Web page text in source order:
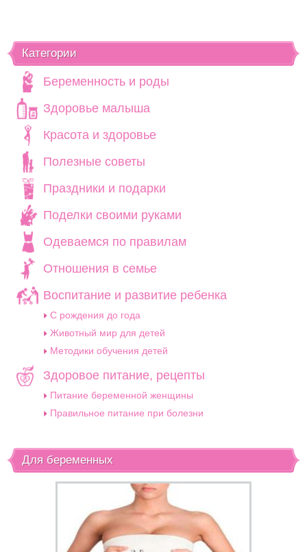
Категории
Беременность и роды
Здоровье малыша
Красота и здоровье
Полезные советы
Праздники и подарки
Поделки своими руками
Одеваемся по правилам
Отношения в семье
Воспитание и развитие ребенка
C рождения до года
Животный мир для детей
Методики обучения детей
Здоровое питание, рецепты
Питание беременной женщины
Правильное питание при болезни
Для беременных